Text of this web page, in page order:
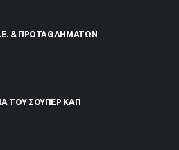
& ΠΡΩΤΑΘΛΗΜΑΤΩΝ
ΤΟΥ ΣΟΥΠΕΡ ΚΑΠ